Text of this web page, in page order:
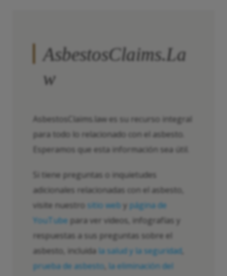
AsbestosClaims.La
w
AsbestosClaims.law es su recurso integral
para todo lo relacionado con el asbesto.
Esperamos que esta información sea útil.
Si tiene preguntas o inquietudes
adicionales relacionadas con el asbesto,
visite nuestro sitio web y página de
YouTube para ver videos, infografías y
respuestas a sus preguntas sobre el
asbesto, incluida la salud y la seguridad
prueba de asbesto la eliminación del